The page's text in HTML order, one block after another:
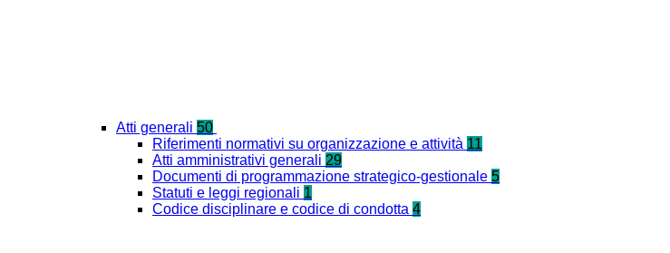
Atti generali 50
Riferimenti normativi su organizzazione e attività 11
Atti amministrativi generali 29
Documenti di programmazione strategico-gestionale 5
Statuti e leggi regionali 1
Codice disciplinare e codice di condotta 4